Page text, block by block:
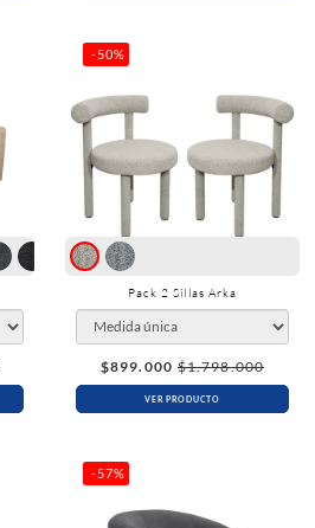
-50%
Pack 2 Sillas Arka
$899.000 $1.798.000
VER PRODUCTO
-57%